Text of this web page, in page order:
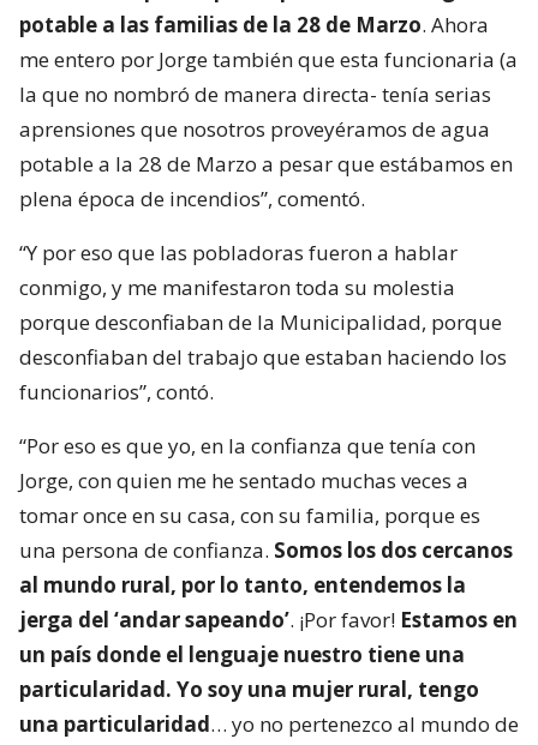
potable a las familias de la 28 de Marzo. Ahora
me entero por Jorge también que esta funcionaria (a
la que no nombró de manera directa- tenía serias
aprensiones que nosotros proveyéramos de agua
potable a la 28 de Marzo a pesar que estábamos en
plena época de incendios”, comentó.
“Y por eso que las pobladoras fueron a hablar
conmigo, y me manifestaron toda su molestia
porque desconfiaban de la Municipalidad, porque
desconfiaban del trabajo que estaban haciendo los
funcionarios”, contó.
“Por eso es que yo, en la confianza que tenía con
Jorge, con quien me he sentado muchas veces a
tomar once en su casa, con su familia, porque es
una persona de confianza. Somos los dos cercanos
al mundo rural, por lo tanto, entendemos la
jerga del ‘andar sapeando’. ¡Por favor! Estamos en
un país donde el lenguaje nuestro tiene una
particularidad. Yo soy una mujer rural, tengo
una particularidad… yo no pertenezco al mundo de